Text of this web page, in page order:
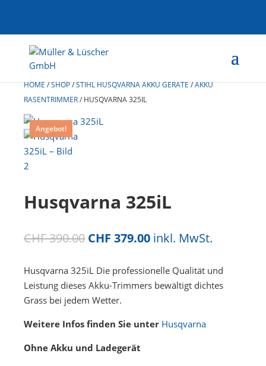
HOME/SHOP/STIHL HUSQVARNA AKKU GERÄTE/AKKU
RASENTRIMMER/ HUSQVARNA 325IL
Angebot!
Husqvarna 325iL
CHF390.00 Ursprünglicher
war:
CHF 390.00
CHF 379.00Aktueller
ist:
CHF 379.00.
inkl. MwSt.
Husqvarna 325iL Die professionelle Qualität und
Leistung dieses Akku-Trimmers bewältigt dichtes
Grass bei jedem Wetter.
Weitere Infos finden Sie unter Husqvarna
Ohne Akku und Ladegerät